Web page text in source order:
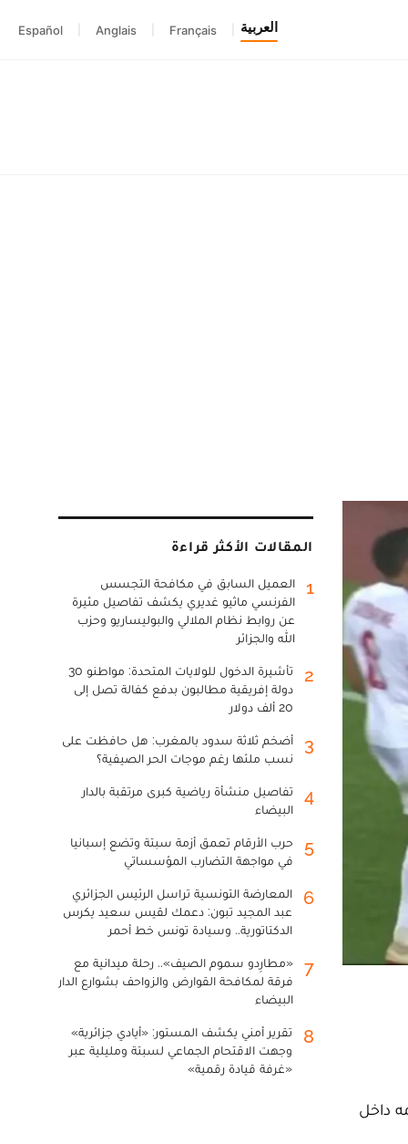
العربية Français
Anglais
Español
داخل
المقالات الأكثر قراءة
1
العميل السابق في مكافحة التجسس
الفرنسي ماثيو غديري يكشف تفاصيل مثيرة
عن روابط نظام الملالي والبوليساريو وحزب
الله والجزائر
2
تأشيرة الدخول للولايات المتحدة: مواطنو 30
دولة إفريقية مطالبون بدفع كفالة تصل إلى
20 ألف دولار
3
أضخم ثلاثة سدود بالمغرب: هل حافظت على
نسب ملئها رغم موجات الحر الصيفية؟
4
تفاصيل منشأة رياضية كبرى مرتقبة بالدار
البيضاء
5
حرب الأرقام تعمق أزمة سبتة وتضع إسبانيا
في مواجهة التضارب المؤسساتي
6
المعارضة التونسية تراسل الرئيس الجزائري
عبد المجيد تبون: دعمك لقيس سعيد يكرس
الدكتاتورية.. وسيادة تونس خط أحمر
7
«مطارِدو سموم الصيف».. رحلة ميدانية مع
فرقة لمكافحة القوارض والزواحف بشوارع الدار
البيضاء
8
تقرير أمني يكشف المستور: «أيادي جزائرية»
وجهت الاقتحام الجماعي لسبتة ومليلية عبر
«غرفة قيادة رقمية»